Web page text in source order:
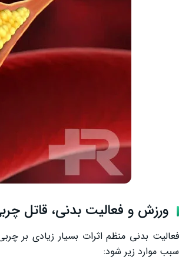
ورزش و فعالیت بدنی، قاتل
فعالیت بدنی منظم اثرات بسیار زیادی بر
سبب موارد زیر شود: